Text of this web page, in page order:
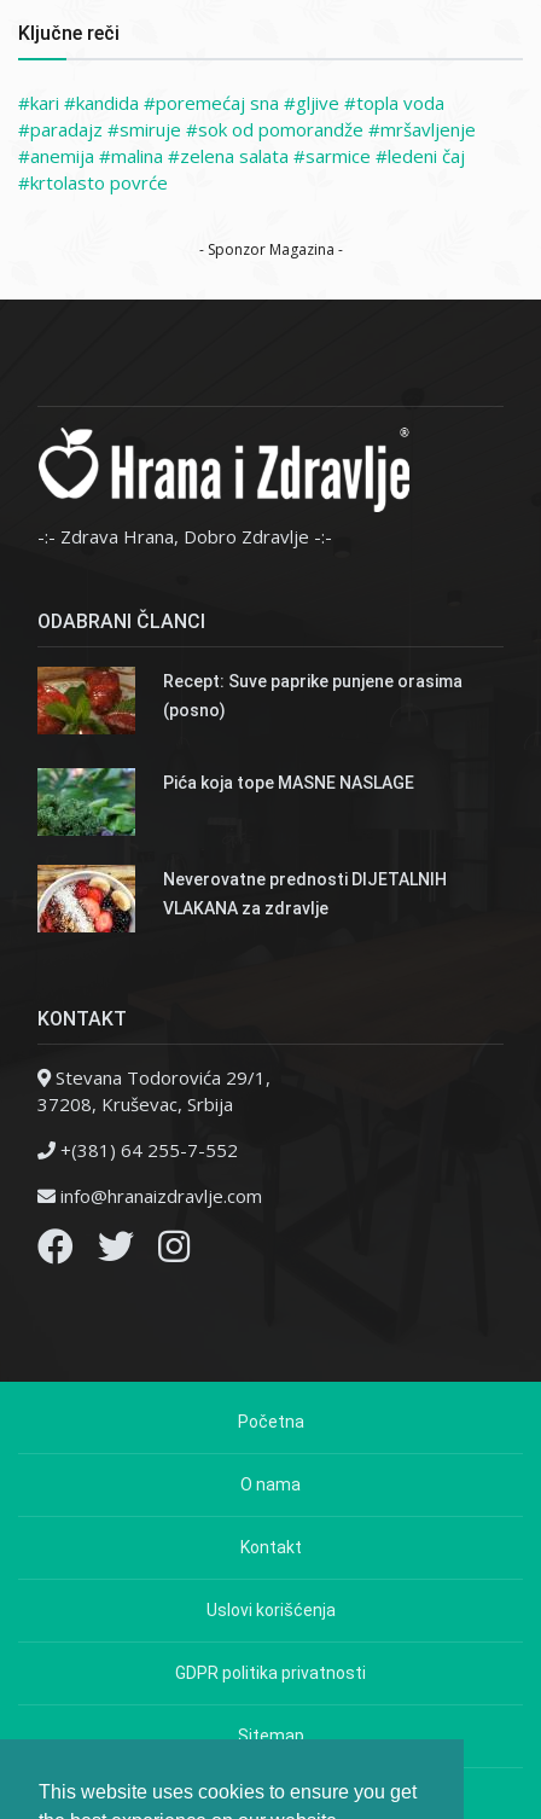
This website uses cookies to ensure you get
Ključne reči
kari kandida poremećaj sna gljive
topla voda
paradajz
smiruje sok od pomorandže
mršavljenje
anemija
malina zelena salata sarmice
ledeni čaj
krtolasto povrće
- Sponzor Magazina -
-:- Zdrava Hrana, Dobro Zdravlje -:-
ODABRANI ČLANCI
Recept: Suve paprike punjene orasima
(posno)
Pića koja tope MASNE NASLAGE
Neverovatne prednosti DIJETALNIH
VLAKANA za zdravlje
KONTAKT
Stevana Todorovića 29/1,
37208, Kruševac, Srbija
+(381) 64 255-7-552
info@hranaizdravlje.com
Početna
O nama
Kontakt
Uslovi korišćenja
GDPR politika privatnosti
Sitemap
Copyright © Hrana i Zdravlje - All rights reserved.